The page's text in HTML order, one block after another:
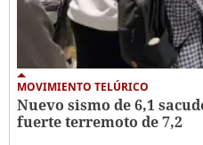
MOVIMIENTO TELÚRICO
Nuevo sismo de 6,1
fuerte terremoto de 7,2